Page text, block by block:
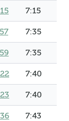
7:15
7:35
7:35
7:40
7:40
7:43